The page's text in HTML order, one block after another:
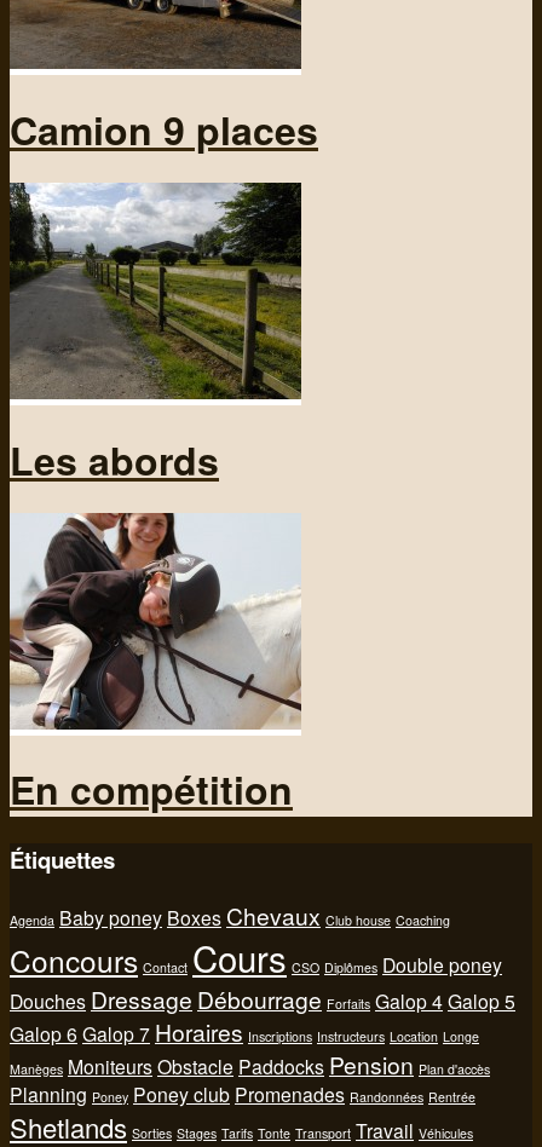
Camion 9 places
Les abords
En compétition
Étiquettes
Agenda Baby poney Boxes Chevaux Club house Coaching
Concours Contact Cours CSO Diplômes Double poney
Douches Dressage Débourrage Forfaits Galop 4Galop 5
Galop 6 Galop 7 Horaires Inscriptions Instructeurs Location Longe
Manèges MoniteursObstacle Paddocks Pension Plan d'accès
Planning Poney Poney club Promenades Randonnées Rentrée
Shetlands Sorties Stages Tarifs Tonte Transport Travail Véhicules